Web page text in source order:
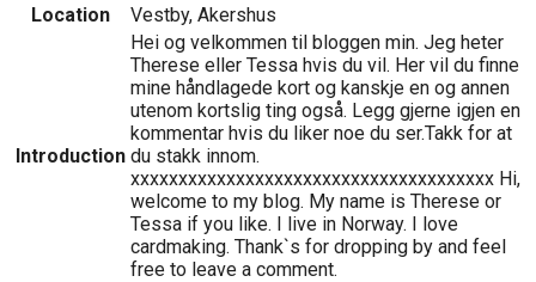
Location
Vestby, Akershus
Introduction
Hei og velkommen til bloggen min. Jeg heter
Therese eller Tessa hvis du vil. Her vil du finne
mine håndlagede kort og kanskje en og annen
utenom kortslig ting også. Legg gjerne igjen en
kommentar hvis du liker noe du ser.Takk for at
du stakk innom.
xxxxxxxxxxxxxxxxxxxxxxxxxxxxxxxxxxxxxx Hi,
welcome to my blog. My name is Therese or
Tessa if you like. I live in Norway. I love
cardmaking. Thank`s for dropping by and feel
free to leave a comment.